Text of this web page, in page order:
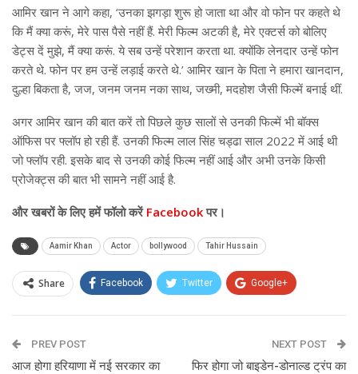
आमिर खान ने आगे कहा, ‘उनका झगड़ा शुरू हो जाता था और वो फोन पर कहते थे
कि मैं क्या करूं, मेरे पास पैसे नहीं हैं. मेरी फिल्म अटकी है, मेरे एक्टर्स को बोलिए
डेट्स दें मुझे, मैं क्या करूं. ये सब उन्हें परेशान करता था. क्योंकि लेनदार उन्हें फोन
करते थे. फोन पर हम उन्हें लड़ाई करते थे.’ आमिर खान के पिता ने हमारा खानदान,
दुल्हा बिकता है, जज, जनम जनम नका साथ, जख्मी, मदहोश जैसी फिल्में बनाई थीं.
अगर आमिर खान की बात करें तो पिछले कुछ सालों से उनकी फिल्में भी बॉक्स
ऑफिस पर फ्लॉप हो रही हैं. उनकी फिल्म लाल सिंह चड्ढा साल 2022 में आई थी
जो फ्लॉप रही. इसके बाद से उनकी कोई फिल्म नहीं आई और अभी उनके किसी
प्रोजेक्ट्स की बात भी सामने नहीं आई है.
और खबरों के लिए हमें फॉलो करेंFacebookपर।
Aamir Khan Actor bollywood Tahir Hussain
Share Facebook Twitter Google+
Email
PREV POST
आज होगा हरियाणा में नई सरकार का
NEXT POST
फिर होगा जो बाइडेन-डोनाल्ड ट्रंप का